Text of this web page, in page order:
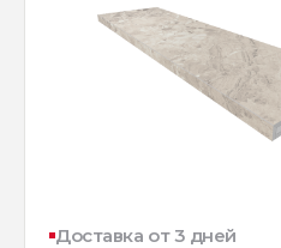
Доставка от 3 дней